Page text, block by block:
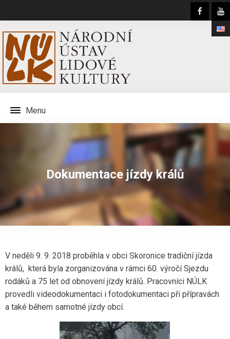
Menu
Dokumentace jízdy králů
V neděli 9. 9. 2018 proběhla v obci Skoronice tradiční jízda
králů, která byla zorganizována v rámci 60. výročí Sjezdu
rodáků a 75 let od obnovení jízdy králů. Pracovníci NÚLK
provedli videodokumentaci i fotodokumentaci při přípravách
a také během samotné jízdy obcí.